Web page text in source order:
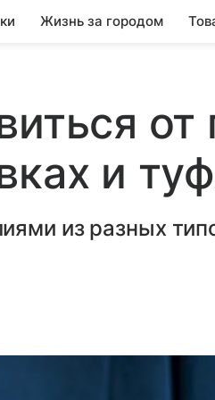
Жизнь за городом
от
и
из разных